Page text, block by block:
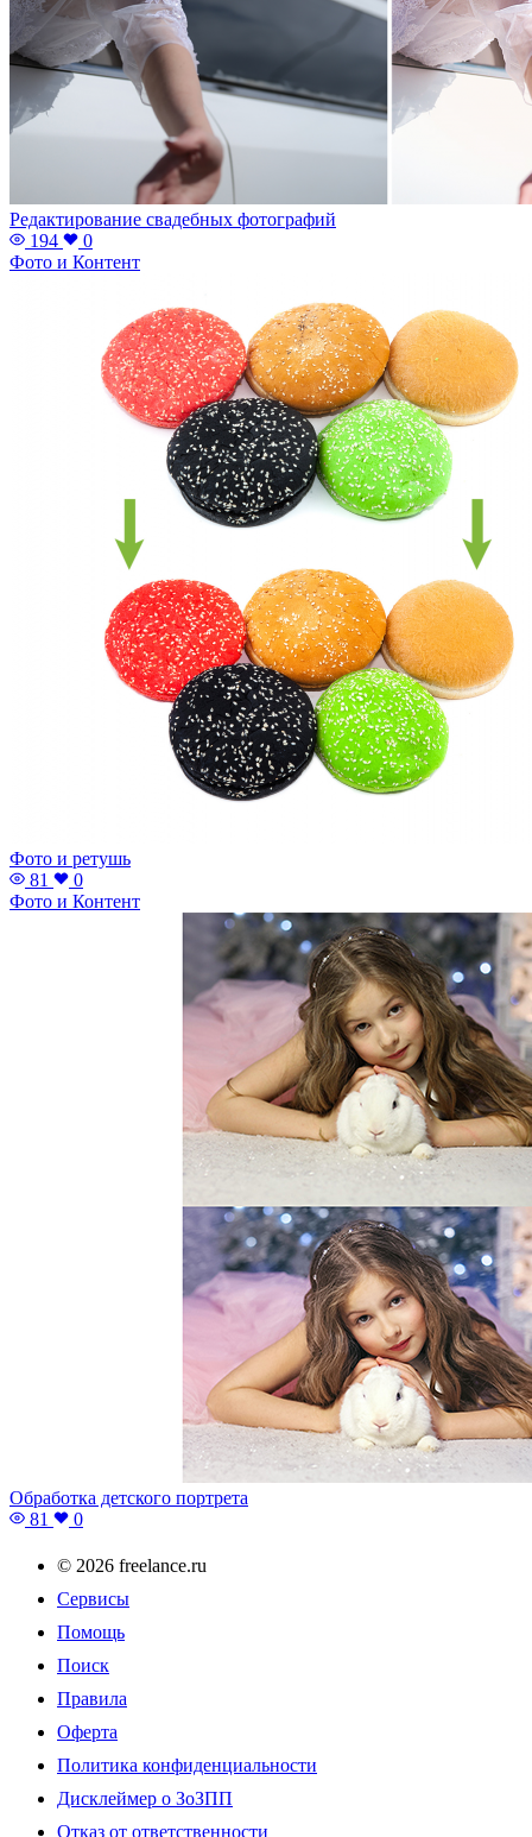
Редактирование свадебных фотографий
194
0
Фото и Контент
Фото и ретушь
81
0
Фото и Контент
Обработка детского портрета
81
0
© 2026 freelance.ru
Сервисы
Помощь
Поиск
Правила
Оферта
Политика конфиденциальности
Дисклеймер о ЗоЗПП
Отказ от ответственности